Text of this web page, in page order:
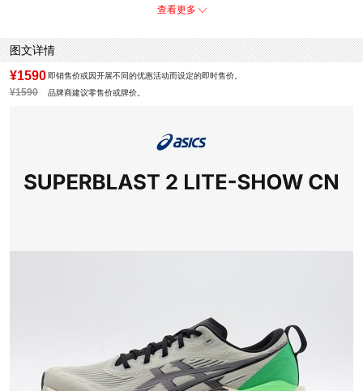
查看更多
图文详情
¥1590 即销售价或因开展不同的优惠活动而设定的即时售价。
¥1590 品牌商建议零售价或牌价。